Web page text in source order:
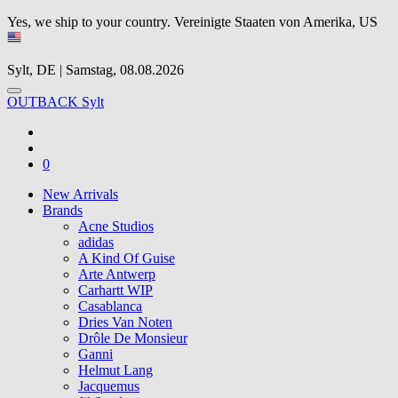
Yes, we ship to your country. Vereinigte Staaten von Amerika, US
Sylt, DE | Samstag, 08.08.2026
OUTBACK Sylt
0
New Arrivals
Brands
Acne Studios
adidas
A Kind Of Guise
Arte Antwerp
Carhartt WIP
Casablanca
Dries Van Noten
Drôle De Monsieur
Ganni
Helmut Lang
Jacquemus